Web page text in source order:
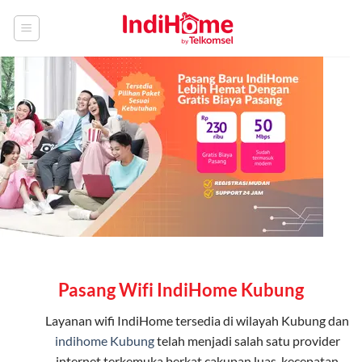
Pasang Wifi IndiHome Kubung
Layanan wifi IndiHometersedia di wilayah Kubung dan
indihome Kubungtelah menjadi salah satu provider